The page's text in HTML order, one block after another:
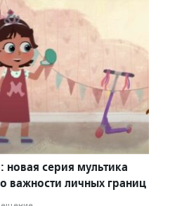
новая серия мультика
личных границ